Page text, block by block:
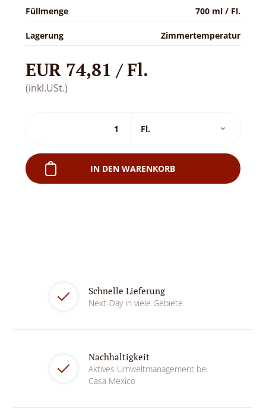
Füllmenge 700 ml / Fl.
Lagerung Zimmertemperatur
EUR 74,81 / Fl.
(inkl.USt.)
IN DEN WARENKORB
Schnelle Lieferung
Next-Day in viele Gebiete
Nachhaltigkeit
Aktives Umweltmanagement bei
Casa Mexico